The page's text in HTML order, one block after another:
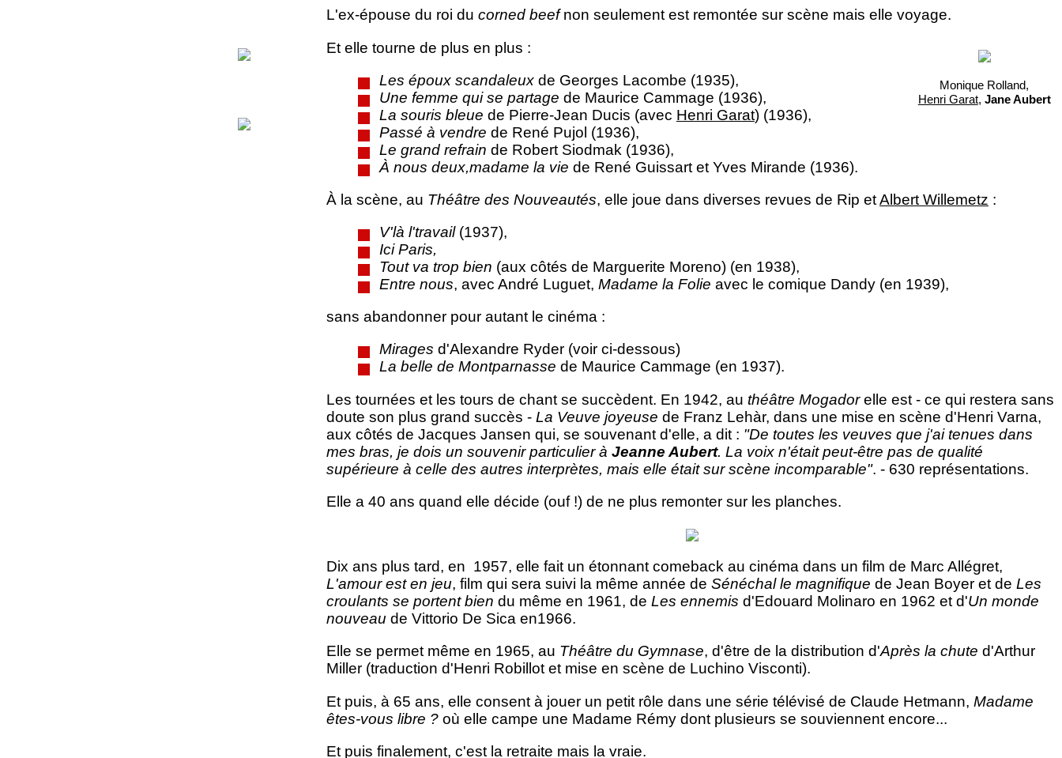
L'ex-épouse du roi du corned beefnon seulement est remontée sur scène mais elle voyage.
Monique Rolland,
Henri Garat, Jane Aubert
Et elle tourne de plus en plus :
Les époux scandaleuxde Georges Lacombe (1935),
Une femme qui se partage de Maurice Cammage (1936),
La souris bleue de Pierre-Jean Ducis (avec Henri Garat) (1936),
Passé à vendre de René Pujol (1936),
Le grand refrain de Robert Siodmak (1936),
À nous deux,madame la vie de René Guissart et Yves Mirande (1936).
À la scène, au Théâtre des Nouveautés, elle joue dans diverses revues de Rip etAlbert Willemetz :
V'là l'travail (1937),
Ici Paris,
Tout va trop bien (aux côtés de Marguerite Moreno) (en 1938),
Entre nous, avec André Luguet, Madame la Folie avec le comique Dandy (en 1939),
sans abandonner pour autant le cinéma :
Mirages d'Alexandre Ryder (voir ci-dessous)
La belle de Montparnasse de Maurice Cammage (en 1937).
Les tournées et les tours de chant se succèdent. En 1942, au théâtre Mogadorelle est - ce qui restera sans
doute son plus grand succès - La Veuve joyeuse de Franz Lehàr, dans une mise en scène d'Henri Varna,
aux côtés de Jacques Jansen qui, se souvenant d'elle, a dit : "De toutes les veuves que j'ai tenues dans
mes bras, je dois un souvenir particulier à Jeanne Aubert. La voix n'était peut-être pas de qualité
supérieure à celle des autres interprètes, mais elle était sur scène incomparable". - 630 représentations.
Elle a 40 ans quand elle décide (ouf !) de ne plus remonter sur les planches.
Dix ans plus tard, en 1957, elle fait un étonnant comeback au cinéma dans un film de Marc Allégret,
L'amour est en jeu, film qui sera suivi la même année de Sénéchal le magnifique de Jean Boyer et de Les
croulants se portent bien du même en 1961, de Les ennemis d'Edouard Molinaro en 1962 et d'Un monde
nouveau de Vittorio De Sica en1966.
Elle se permet même en 1965, au Théâtre du Gymnase, d'être de la distribution d'Après la chute d'Arthur
Miller (traduction d'Henri Robillot et mise en scène de Luchino Visconti).
Et puis, à 65 ans, elle consent à jouer un petit rôle dans une série télévisé de Claude Hetmann, Madame
êtes-vous libre ? où elle campe une Madame Rémy dont plusieurs se souviennent encore...
Et puis finalement, c'est la retraite mais la vraie.